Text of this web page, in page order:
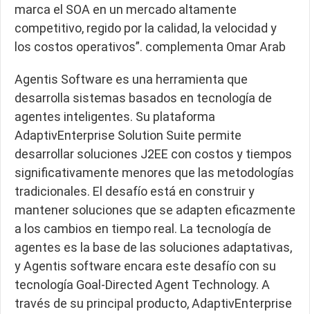
marca el SOA en un mercado altamente
competitivo, regido por la calidad, la velocidad y
los costos operativos”. complementa Omar Arab
Agentis Software es una herramienta que
desarrolla sistemas basados en tecnología de
agentes inteligentes. Su plataforma
AdaptivEnterprise Solution Suite permite
desarrollar soluciones J2EE con costos y tiempos
significativamente menores que las metodologías
tradicionales. El desafío está en construir y
mantener soluciones que se adapten eficazmente
a los cambios en tiempo real. La tecnología de
agentes es la base de las soluciones adaptativas,
y Agentis software encara este desafío con su
tecnología Goal-Directed Agent Technology. A
través de su principal producto, AdaptivEnterprise